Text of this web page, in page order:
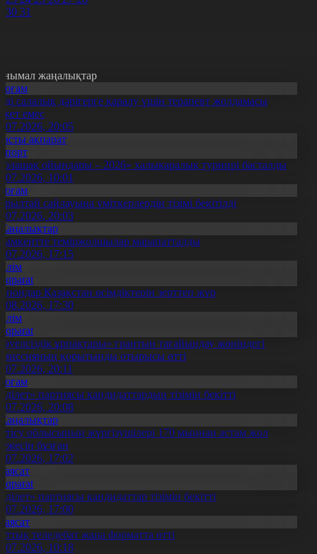
30 31
жаңалықтар
салалық дәрігерге қаралу үшін терапевт жолдамасы
емес
20:05
ақпарат
ойындары – 2026» халықаралық турнирі басталды
10:01
сайлауына үміткерлердің тізімі бекітілді
20:03
теміржолшылар марапатталды
17:15
Қазақстан өсімдіктерін зерттеп жүр
17:30
ұрпақтары» грантын тағайындау жөніндегі
қорытынды отырысы өтті
20:11
партиясы кандидаттардың тізімін бекітті
20:08
облысының жүргізушілері 170 мыңнан астам жол
бұзған
17:02
партиясы кандидаттар тізімін бекітті
17:00
теледебат жаңа форматта өтті
10:18